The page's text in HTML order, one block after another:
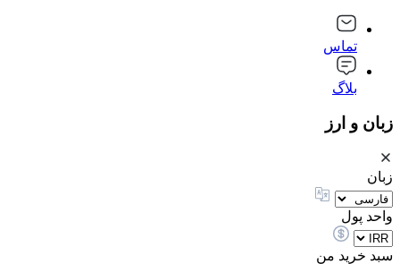
تماس
بلاگ
زبان و ارز
زبان
واحد پول
سبد خرید من